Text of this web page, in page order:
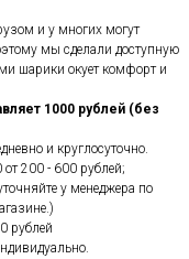
и у многих могут
мы сделали доступную
шарики окует комфорт и
1000 рублей (без
и круглосуточно.
200 - 600 рублей;
у менеджера по
рублей